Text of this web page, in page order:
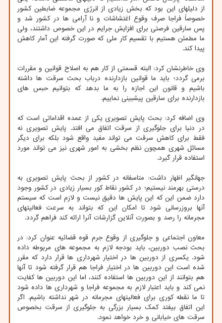
از دلیلهای این بود که بخش زیادی از انرژی مجموعه ضابطین کشور
خصوصاً فراجا صرف وقوع اغتشاشات و نا آرامی ها در کشور شد و
پس سارقین فرصتی برای افزایش جرایم در این خصوص داشتند، ولی
ما مطمئن هستیم با تقسیم کار ملی که صورت گرفته این آمار کاهش
پیدا کند.
وی خاطرنشان کرد: البته قسمتی از کار هم به اصلاح قوانین و مقررات
برمی گردد؛ باید ما قوانین بازدارنده درباب بحث سرقت ها داشته
باشیم و قانون این اجازه را به ما بدهد که بتوانیم حبس های
بازدارنده برای سارقین پیشبینی نماییم.
وی اضافه کرد: بحث پایش تصویری یکی از عمده اقداماتی است که
در دنیا برای جلوگیری از سرقت اتفاق می افتد. پایش تصویری نه
فقط برای کاهش سرقت می تواند مفید واقع شود بلکه برای دیگر
مسائل شهری همچون نظم بخشی به امور شهری نیز می تواند مورد
استفاده قرار گیرد.
جهانگیر اظهار داشت: متاسفانه در کشور از بحث پایش تصویری به
درستی بهرمند نیستیم؛ در کشور نقاط کور بسیار زیادی در کشور وجود
دارد ضمن این که این پایش ها دقیق نیست و لازم است که سیستم
آنها بروزرسانی شود تا امکان این که بتواند به سرعت فعالیتهای
مجرمانه را رصد و بصورت آنلاین گزارشات آنرا ارائه کند فراهم گردد.
معاون اجتماعی و جلوگیری از وقوع جرم قوه قضائیه عنوان کرد: در
بحث نصب دوربین، باید بودجه لازم به مجموعه های مربوطه داده
شود. یکسری از دوربین ها در اختیار شهرداری ها قرار دارد که مقرر
شده است این دوربین ها در اختیار فراجا هم قرار گرفته شود تا آنها
هم بتوانند از این دوربین ها استفاده کنند، اما این دوربین ها کفایت
نمی کند و باید اعتبار لازم به مجموعه فراجا و شهرداری ها داده شود
تا ما نقطه کوری برای فعالیتهای مجرمانه در شهر نداشته باشیم. اگر
این اتفاق بیفتد کمک بسیار بزرگی به جلوگیری از سرقت بخصوص
سرقت های خیابانی و خرد خواهد نمود.